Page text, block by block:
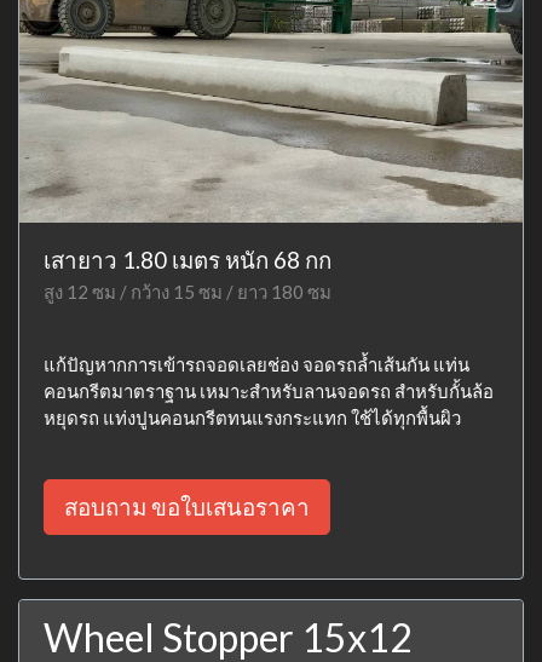
เสายาว 1.80 เมตร หนัก 68 กก
สูง 12 ซม / กว้าง 15 ซม / ยาว 180 ซม
แก้ปัญหากการเข้ารถจอดเลยช่อง จอดรถล้ำเส้นกัน แท่น
คอนกรีตมาตราฐาน เหมาะสำหรับลานจอดรถ สำหรับกั้นล้อ
หยุดรถ แท่งปูนคอนกรีตทนแรงกระแทก ใช้ได้ทุกพื้นผิว
สอบถาม ขอใบเสนอราคา
Wheel Stopper 15x12